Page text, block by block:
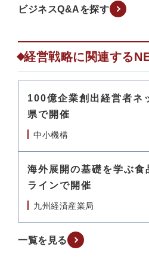
ビジネスQ&Aを探す
経営戦略に関連する
100億企業創出経営者ネ
県で開催
中小機構
海外展開の基礎を学ぶ食
ラインで開催
九州経済産業局
一覧を見る